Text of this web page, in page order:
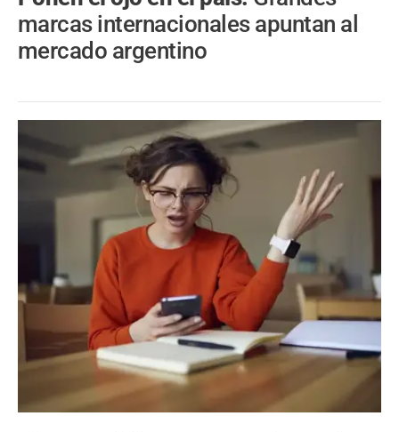
marcas internacionales apuntan al
mercado argentino